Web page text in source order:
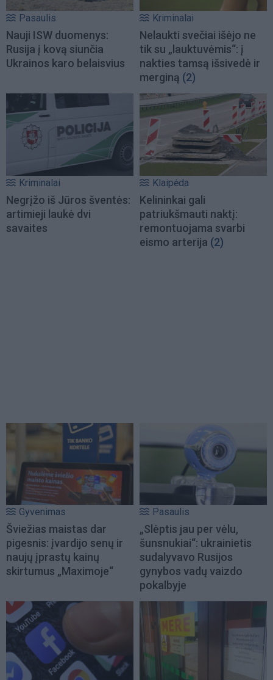
Pasaulis
Nauji ISW duomenys:
Rusija į kovą siunčia
Ukrainos karo belaisvius
Kriminalai
Nelaukti svečiai išėjo ne
tik su „lauktuvėmis“: į
nakties tamsą išsivedė ir
merginą (2)
Kriminalai
Negrįžo iš Jūros šventės:
artimieji laukė dvi
savaites
Klaipėda
Kelininkai gali
patriukšmauti naktį:
remontuojama svarbi
eismo arterija (2)
Gyvenimas
Šviežias maistas dar
pigesnis: įvardijo senų ir
naujų įprastų kainų
skirtumus „Maximoje“
Pasaulis
„Slėptis jau per vėlu,
šunsnukiai“: ukrainietis
sudalyvavo Rusijos
gynybos vadų vaizdo
pokalbyje